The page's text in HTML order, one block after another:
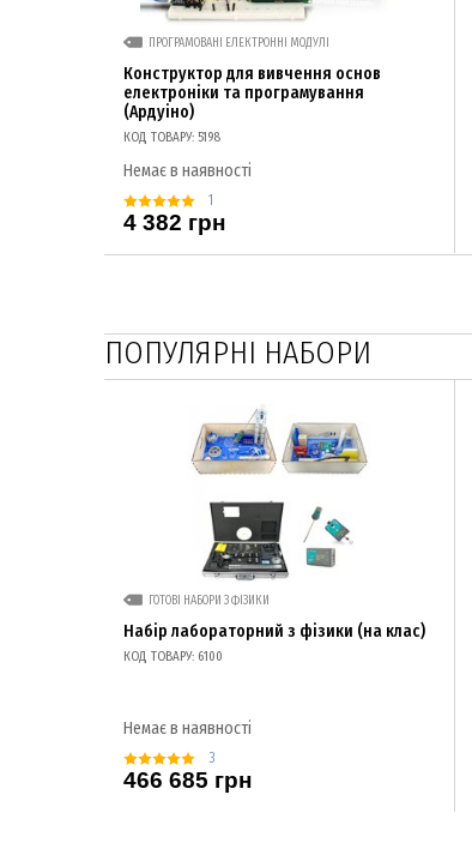
ПРОГРАМОВАНІ ЕЛЕКТРОННІ МОДУЛІ
Конструктор для вивчення основ
електроніки та програмування
(Ардуіно)
КОД ТОВАРУ: 5198
Немає в наявності
1
4 382 грн
ПОПУЛЯРНІ НАБОРИ
ГОТОВІ НАБОРИ З ФІЗИКИ
Набір лабораторний з фізики (на клас)
КОД ТОВАРУ: 6100
Немає в наявності
3
466 685 грн